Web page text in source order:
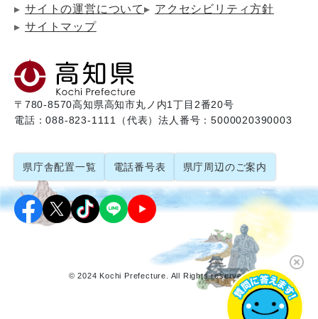
サイトの運営について
アクセシビリティ方針
サイトマップ
〒780-8570高知県高知市丸ノ内1丁目2番20号
電話：088-823-1111（代表）法人番号：5000020390003
県庁舎配置一覧 電話番号表 県庁周辺のご案内
© 2024 Kochi Prefecture. All Rights reserved.